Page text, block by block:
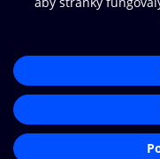
Přístupnost
Zásady zpracování
Nastavení cookies